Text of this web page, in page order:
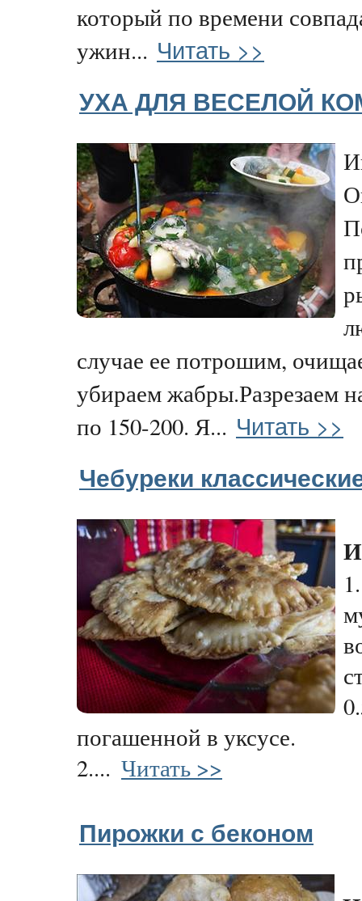
который по времени
ужин... Читать >>
УХА ДЛЯ ВЕСЕЛОЙ
случае ее потрошим,
убираем жабры.Разрезаем
по 150-200. Я... Читать >>
Чебуреки
погашенной в уксусе.
2.... Читать >>
Пирожки с беконом